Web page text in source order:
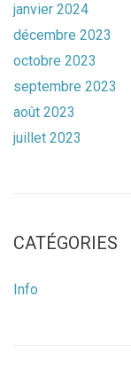
janvier 2024
décembre 2023
octobre 2023
septembre 2023
août 2023
juillet 2023
CATÉGORIES
Info